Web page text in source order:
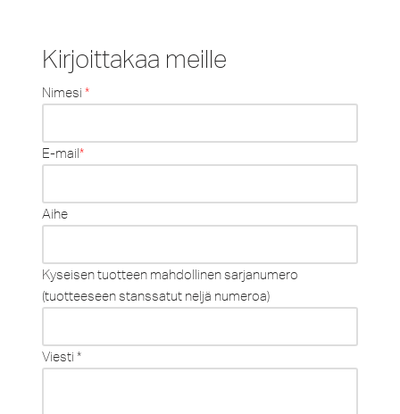
Kirjoittakaa meille
Nimesi *
E-mail*
Aihe
Kyseisen tuotteen mahdollinen sarjanumero
(tuotteeseen stanssatut neljä numeroa)
Viesti *